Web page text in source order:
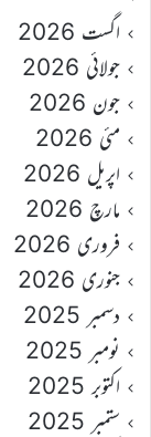
اگست 2026
جولائی 2026
جون 2026
مئی 2026
اپریل 2026
مارچ 2026
فروری 2026
جنوری 2026
دسمبر 2025
نومبر 2025
اکتوبر 2025
ستمبر 2025